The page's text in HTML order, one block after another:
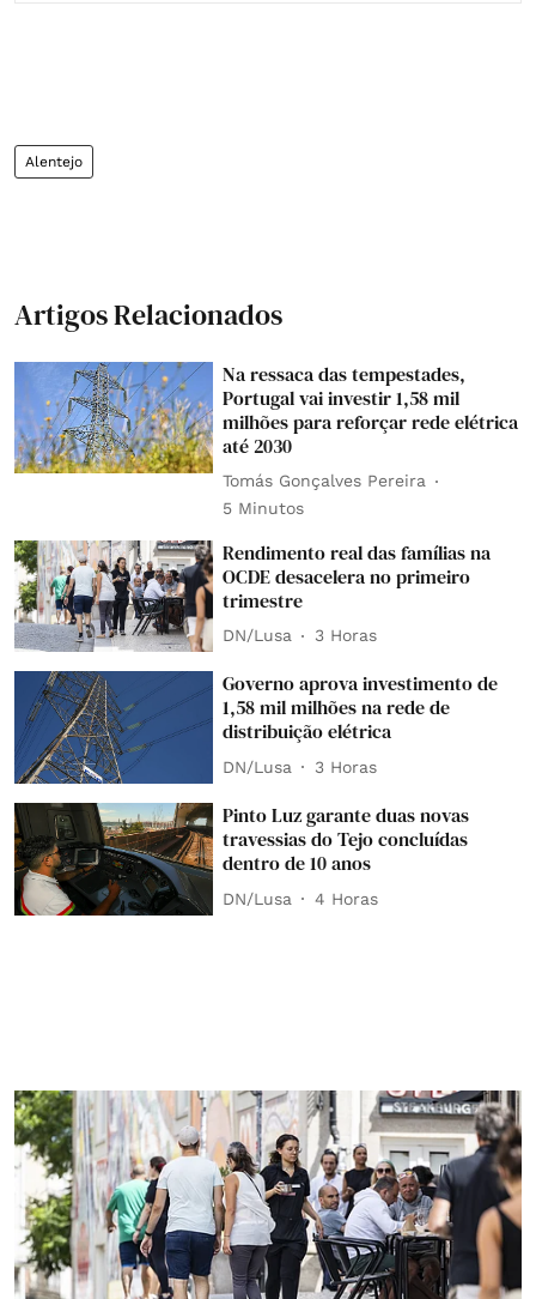
Alentejo
Artigos Relacionados
Na ressaca das tempestades,
Portugal vai investir 1,58 mil
milhões para reforçar rede elétrica
até 2030
Tomás Gonçalves Pereira
5 Minutos
Rendimento real das famílias na
OCDE desacelera no primeiro
trimestre
DN/Lusa 3 Horas
Governo aprova investimento de
1,58 mil milhões na rede de
distribuição elétrica
DN/Lusa 3 Horas
Pinto Luz garante duas novas
travessias do Tejo concluídas
dentro de 10 anos
DN/Lusa 4 Horas